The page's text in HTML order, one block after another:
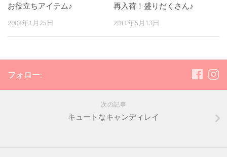
お役立ちアイテム♪
2008年1月25日
再入荷！盛りだくさん♪
2011年5月13日
フォロー:
次の記事
キュートなキャンディレイ